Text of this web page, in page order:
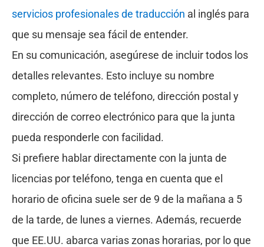
servicios profesionales de traducción al inglés para
que su mensaje sea fácil de entender.
En su comunicación, asegúrese de incluir todos los
detalles relevantes. Esto incluye su nombre
completo, número de teléfono, dirección postal y
dirección de correo electrónico para que la junta
pueda responderle con facilidad.
Si prefiere hablar directamente con la junta de
licencias por teléfono, tenga en cuenta que el
horario de oficina suele ser de 9 de la mañana a 5
de la tarde, de lunes a viernes. Además, recuerde
que EE.UU. abarca varias zonas horarias, por lo que